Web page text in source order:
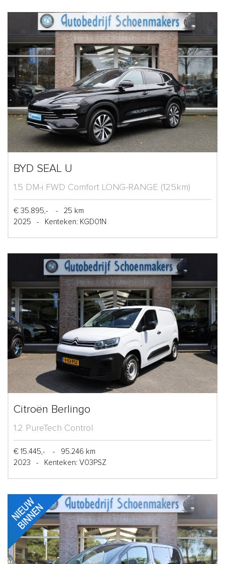
BYD SEAL U
1.5 DM-i FWD Comfort LONG-RANGE (125km)
€ 35.895,- -
25 km
2025
- Kenteken: KGD01N
Citroën Berlingo
1.2 PureTech Control
€ 15.445,- -
95.246 km
2023
- Kenteken: V03PSZ